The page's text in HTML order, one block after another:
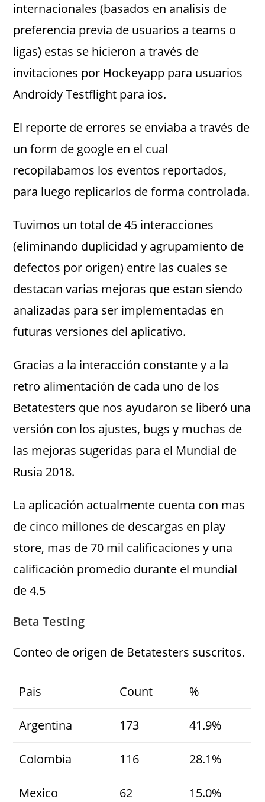
internacionales (basados en analisis de
preferencia previa de usuarios a teams o
ligas) estas se hicieron a través de
invitaciones por Hockeyapp para usuarios
Androidy Testflight para ios.
El reporte de errores se enviaba a través de
un form de google en el cual
recopilabamos los eventos reportados,
para luego replicarlos de forma controlada.
Tuvimos un total de 45 interacciones
(eliminando duplicidad y agrupamiento de
defectos por origen) entre las cuales se
destacan varias mejoras que estan siendo
analizadas para ser implementadas en
futuras versiones del aplicativo.
Gracias a la interacción constante y a la
retro alimentación de cada uno de los
Betatesters que nos ayudaron se liberó una
versión con los ajustes, bugs y muchas de
las mejoras sugeridas para el Mundial de
Rusia 2018.
La aplicación actualmente cuenta con mas
de cinco millones de descargas en play
store, mas de 70 mil calificaciones y una
calificación promedio durante el mundial
de 4.5
Beta Testing
Conteo de origen de Betatesters suscritos.
Pais Count %
Argentina 173 41.9%
Colombia 116 28.1%
Mexico 62 15.0%